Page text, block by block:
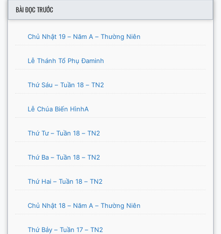
BÀI ĐỌC TRƯỚC
Chủ Nhật 19 – Năm A – Thường Niên
Lễ Thánh Tổ Phụ Đaminh
Thứ Sáu – Tuần 18 – TN2
Lễ Chúa Biến HìnhA
Thứ Tư – Tuần 18 – TN2
Thứ Ba – Tuần 18 – TN2
Thứ Hai – Tuần 18 – TN2
Chủ Nhật 18 – Năm A – Thường Niên
Thứ Bảy – Tuần 17 – TN2